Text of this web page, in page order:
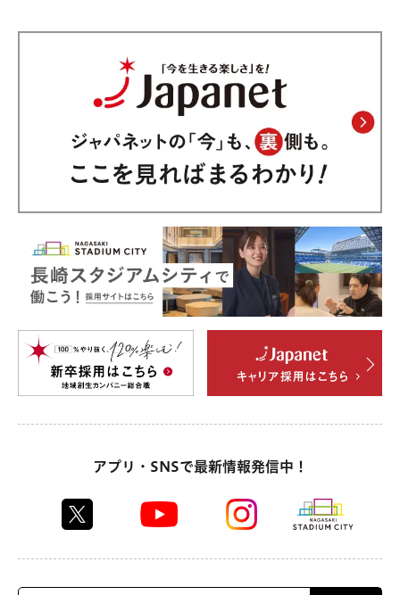
へお越しいただける場合に限り、紙チケットの発行を
検討させていただきます。詳細は事務局へお問い合わ
せください。
アプリ・SNSで最新情報発信中！